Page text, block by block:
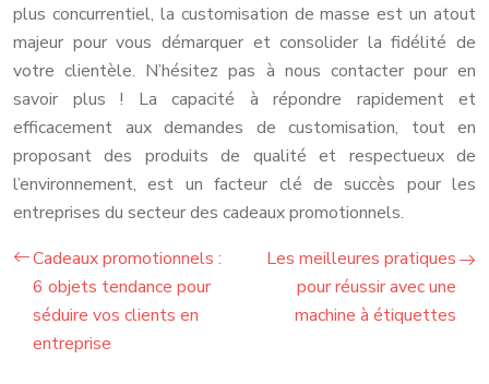
plus concurrentiel, la customisation de masse est un atout
majeur pour vous démarquer et consolider la fidélité de
votre clientèle. N’hésitez pas à nous contacter pour en
savoir plus ! La capacité à répondre rapidement et
efficacement aux demandes de customisation, tout en
proposant des produits de qualité et respectueux de
l’environnement, est un facteur clé de succès pour les
entreprises du secteur des cadeaux promotionnels.
Cadeaux promotionnels :
6 objets tendance pour
séduire vos clients en
entreprise
Les meilleures pratiques
pour réussir avec une
machine à étiquettes